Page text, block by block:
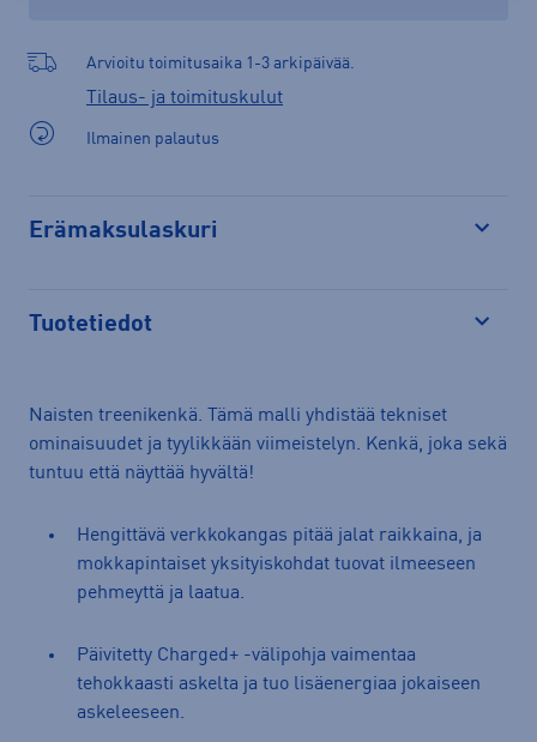
Arvioitu toimitusaika 1-3 arkipäivää.
Tilaus- ja toimituskulut
Ilmainen palautus
Erämaksulaskuri
Tuotetiedot
Naisten treenikenkä. Tämä malli yhdistää tekniset
ominaisuudet ja tyylikkään viimeistelyn. Kenkä, joka sekä
tuntuu että näyttää hyvältä!
Hengittävä verkkokangas pitää jalat raikkaina, ja
mokkapintaiset yksityiskohdat tuovat ilmeeseen
pehmeyttä ja laatua.
Päivitetty Charged+ -välipohja vaimentaa
tehokkaasti askelta ja tuo lisäenergiaa jokaiseen
askeleeseen.